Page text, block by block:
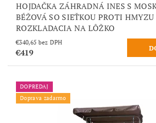
HOJDAČKA ZÁHRADNÁ INES S
BÉŽOVÁ SO SIEŤKOU PROTI HMYZU
ROZKLADACIA NA LÔŽKO
€340,65 bez DPH
€419
DOPREDAJ
Doprava zadarmo